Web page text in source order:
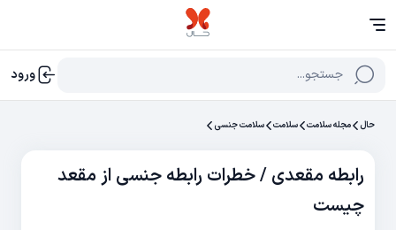
جستجو... ورود
حال مجله سلامت سلامت سلامت جنسی
رابطه مقعدی / خطرات رابطه جنسی از مقعد
چیست